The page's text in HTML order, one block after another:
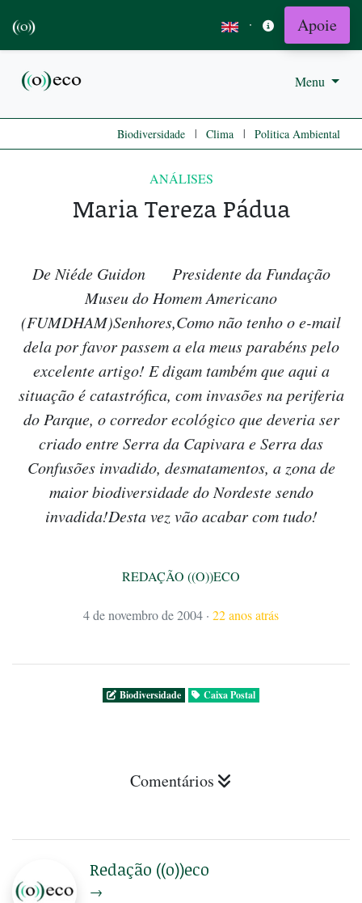
· Apoie
Menu
Biodiversidade | Clima | Politica Ambiental
ANÁLISES
Maria Tereza Pádua
De Niéde Guidon Presidente da Fundação
Museu do Homem Americano
(FUMDHAM)Senhores,Como não tenho o e-mail
dela por favor passem a ela meus parabéns pelo
excelente artigo! E digam também que aqui a
situação é catastrófica, com invasões na periferia
do Parque, o corredor ecológico que deveria ser
criado entre Serra da Capivara e Serra das
Confusões invadido, desmatamentos, a zona de
maior biodiversidade do Nordeste sendo
invadida!Desta vez vão acabar com tudo!
REDAÇÃO ((O))ECO
4 de novembro de 2004 · 22 anos atrás
Biodiversidade Caixa Postal
Comentários
Redação ((o))eco
→